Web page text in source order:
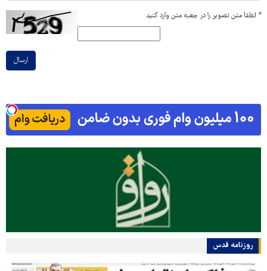
* لطفا متن تصویر را در جعبه متن وارد کنید
ارسال
روزنامه قدس